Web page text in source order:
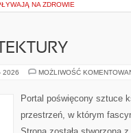
NA ZDROWIE
2026 MOŻLIWOŚĆ
Portal poświęcony sztuce
przestrzeń, w którym